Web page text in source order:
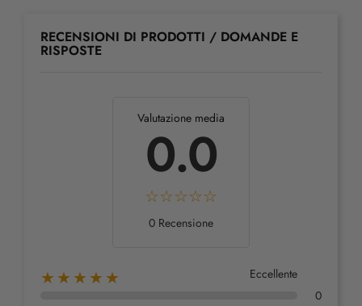
RECENSIONI DI PRODOTTI / DOMANDE E
RISPOSTE
Valutazione media
0.0
0 Recensione
★★★★★
Eccellente
0